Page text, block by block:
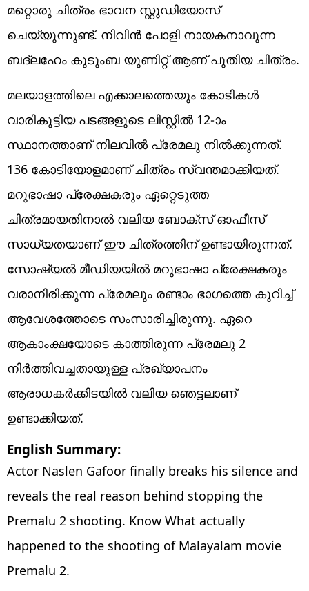
മറ്റൊരു ചിത്രം ഭാവന സ്റ്റുഡിയോസ്
ചെയ്യുന്നുണ്ട്. നിവിൻ പോളി നായകനാവുന്ന
ബദ്‍ലഹേം കുടുംബ യൂണിറ്റ് ആണ് പുതിയ ചിത്രം.
മലയാളത്തിലെ എക്കാലത്തെയും കോടികൾ
വാരികൂട്ടിയ പടങ്ങളുടെ ലിസ്റ്റിൽ 12-ാം
സ്ഥാനത്താണ് നിലവിൽ പ്രേമലു നിൽക്കുന്നത്.
136 കോടിയോളമാണ് ചിത്രം സ്വന്തമാക്കിയത്.
മറുഭാഷാ പ്രേക്ഷകരും ഏറ്റെടുത്ത
ചിത്രമായതിനാൽ വലിയ ബോക്സ് ഓഫീസ്
സാധ്യതയാണ് ഈ ചിത്രത്തിന് ഉണ്ടായിരുന്നത്.
സോഷ്യൽ മീഡിയയിൽ മറുഭാഷാ പ്രേക്ഷകരും
വരാനിരിക്കുന്ന പ്രേമലും രണ്ടാം ഭാ​ഗത്തെ കുറിച്ച്
ആവേശത്തോടെ സംസാരിച്ചിരുന്നു. ഏറെ
ആകാംക്ഷയോടെ കാത്തിരുന്ന പ്രേമലു 2
നിർത്തിവച്ചതായുള്ള പ്രഖ്യാപനം
ആരാധകർക്കിടയിൽ വലിയ ഞെട്ടലാണ്
ഉണ്ടാക്കിയത്.
English Summary:
Actor Naslen Gafoor finally breaks his silence and
reveals the real reason behind stopping the
Premalu 2 shooting. Know What actually
happened to the shooting of Malayalam movie
Premalu 2.